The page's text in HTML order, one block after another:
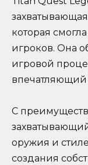
которая
игроков. Она
игровой
С
оружия и
создания